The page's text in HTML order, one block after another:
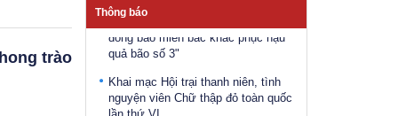
trào
Thông báo
Phát động Chiến dịch “Chung sức vì
quả bão số 3"
nguyện viên Chữ thập đỏ toàn quốc
lần thứ VI